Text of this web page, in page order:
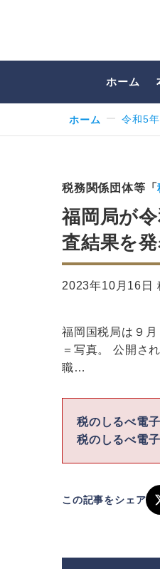
ホーム
ホーム 令和5
税務関係団体等「
福岡局が
査結果を
2023年10月16日
福岡国税局は９
＝写真。 公開さ
職…
税のしるべ電
税のしるべ電
この記事をシェア